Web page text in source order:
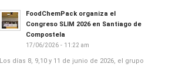
FoodChemPack organiza el
Congreso SLIM 2026 en Santiago de
Compostela
17/06/2026 - 11:22 am
Los días 8, 9,10 y 11 de junio de 2026, el grupo